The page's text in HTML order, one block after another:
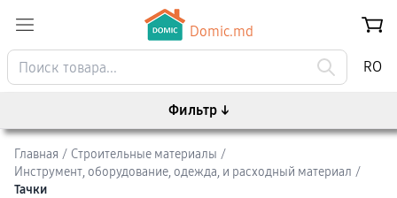
Domic.md
RO
Главная / Строительные материалы /
Инструмент, оборудование, одежда, и расходный материал /
Тачки
Фильтр ↓